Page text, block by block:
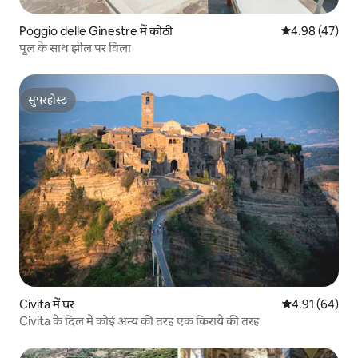
Poggio delle Ginestre में कोठी औसत रेटिंग 5 में
4.98 (47)
पूल के साथ झील पर विला
सुपरहोस्ट
सुपरहोस्ट
Civita में घर औसत रेटिंग 5 में
4.91 (64)
Civita के दिल में कोई अन्य की तरह एक किराये की तरह